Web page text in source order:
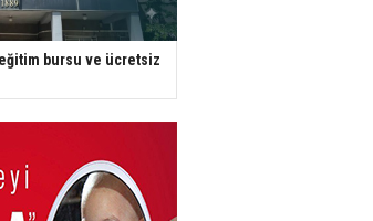
bursu ve ücretsiz